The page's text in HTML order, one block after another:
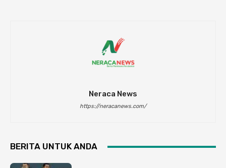
Neraca News
https://neracanews.com/
BERITA UNTUK ANDA